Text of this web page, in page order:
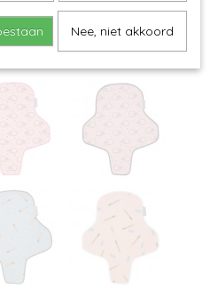
Nee, niet akkoord